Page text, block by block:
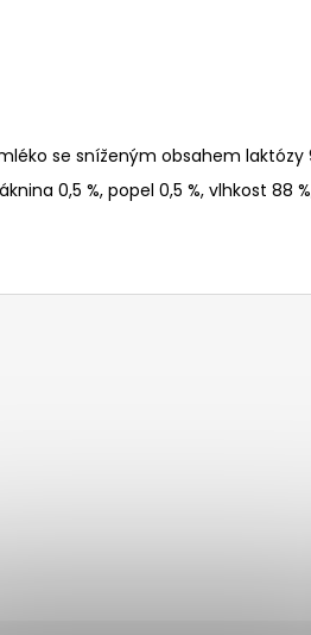
se sníženým obsahem laktózy
0,5 %, popel 0,5 %, vlhkost 88